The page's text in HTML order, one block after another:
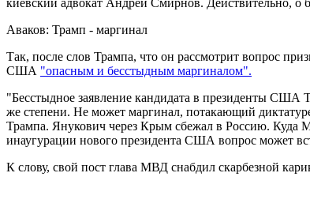
Аваков: Трамп - маргинал
Так, после слов Трампа, что он рассмотрит вопрос
США "опасным и бесстыдным маргиналом".
"Бесстыдное заявление кандидата в президенты
же степени. Не может маргинал, потакающий
Трампа. Янукович через Крым сбежал в Россию. Куда
инаугурации нового президента США вопрос может
К слову, свой пост глава МВД снабдил скарбезной